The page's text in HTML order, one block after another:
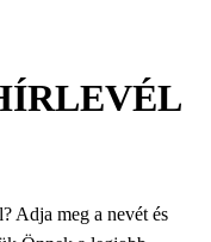
Adja meg a nevét és